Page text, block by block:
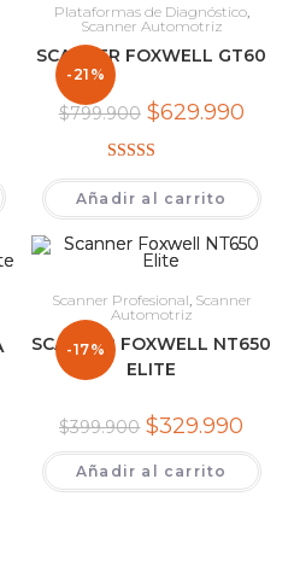
es:
-21%
Plataformas de Diagnóstico,
Scanner Automotriz
SCANNER FOXWELL GT60
$799.900 El
precio
original
era:
$799.900.
$629.990El
Valorado con
5.00 de 5
Añadir al carrito
-17%
Scanner Profesional Scanner
Automotriz
SCANNER FOXWELL NT650
ELITE
$399.900 El
precio
original
era:
$399.900.
$329.990
actual
es:
Añadir al carrito